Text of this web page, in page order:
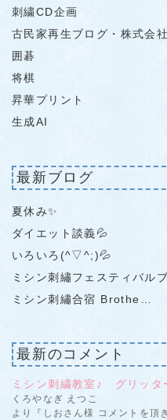
刺繍CD企画
古民家再生ブログ・株式会
囲碁
将棋
昇華プリント
生成AI
最新ブログ
夏休み✨
ダイエット談義💦
いろいろ(^▽^;)💦
ミシン刺繡フェスティバル
ミシン刺繡合宿 Brothe…
最新のコメント
ミシン刺繍教室♪ グリッ
くろやなぎ えつこ
より『しおさん様 コメントを頂